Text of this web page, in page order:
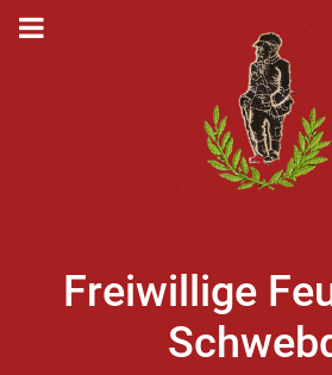
Freiwillige